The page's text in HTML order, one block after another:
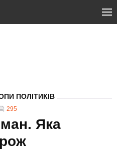
ПОЛІТИКІВ
295
Яка